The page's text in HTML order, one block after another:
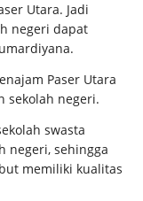
Utara. Jadi
negeri dapat
Paser Utara
sekolah negeri.
swasta
negeri, sehingga
memiliki kualitas